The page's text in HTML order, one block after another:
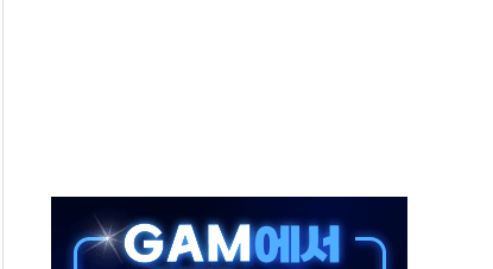
회원국 공격 검토… 거짓 깃발 작전"
봇·AI 데이터센터·모빌리티 구체화
급 안보 점검회의